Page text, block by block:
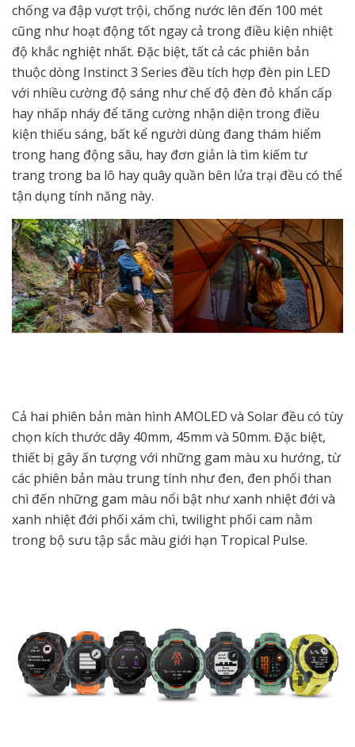
chống va đập vượt trội, chống nước lên đến 100 mét
cũng như hoạt động tốt ngay cả trong điều kiện nhiệt
độ khắc nghiệt nhất. Đặc biệt, tất cả các phiên bản
thuộc dòng Instinct 3 Series đều tích hợp đèn pin LED
với nhiều cường độ sáng như chế độ đèn đỏ khẩn cấp
hay nhấp nháy để tăng cường nhận diện trong điều
kiện thiếu sáng, bất kể người dùng đang thám hiểm
trong hang động sâu, hay đơn giản là tìm kiếm tư
trang trong ba lô hay quây quần bên lửa trại đều có thể
tận dụng tính năng này.
Cả hai phiên bản màn hình AMOLED và Solar đều có tùy
chọn kích thước dây 40mm, 45mm và 50mm. Đặc biệt,
thiết bị gây ấn tượng với những gam màu xu hướng, từ
các phiên bản màu trung tính như đen, đen phối than
chì đến những gam màu nổi bật như xanh nhiệt đới và
xanh nhiệt đới phối xám chì, twilight phối cam nằm
trong bộ sưu tập sắc màu giới hạn Tropical Pulse.